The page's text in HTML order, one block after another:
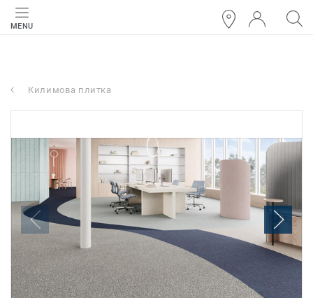
MENU
Килимова плитка